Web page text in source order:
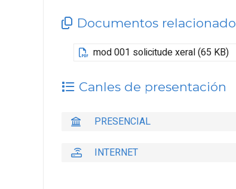
Documentos
mod 001 solicitude xeral (65 KB)
Canles de presentación
PRESENCIAL
INTERNET